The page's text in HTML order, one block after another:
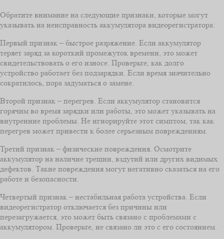
Обратите внимание на следующие признаки, которые могут
указывать на неисправность аккумулятора видеорегистратора:
Первый признак – быстрое разряжение. Если аккумулятор
теряет заряд за короткий промежуток времени, это может
свидетельствовать о его износе. Проверьте, как долго
устройство работает без подзарядки. Если время значительно
сократилось, пора задуматься о замене.
Второй признак – перегрев. Если аккумулятор становится
горячим во время зарядки или работы, это может указывать на
внутренние проблемы. Не игнорируйте этот симптом, так как
перегрев может привести к более серьезным повреждениям.
Третий признак – физические повреждения. Осмотрите
аккумулятор на наличие трещин, вздутий или других видимых
дефектов. Такие повреждения могут негативно сказаться на его
работе и безопасности.
Четвертый признак – нестабильная работа устройства. Если
видеорегистратор отключается без причины или
перезагружается, это может быть связано с проблемами с
аккумулятором. Проверьте, не связано ли это с его состоянием.